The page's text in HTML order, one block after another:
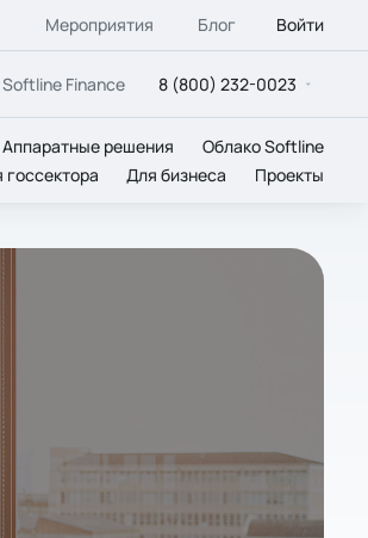
Мероприятия Блог Войти
Softline Finance 8 (800) 232-0023
Аппаратные решения
Облако Softline
госсектора Для бизнеса Проекты